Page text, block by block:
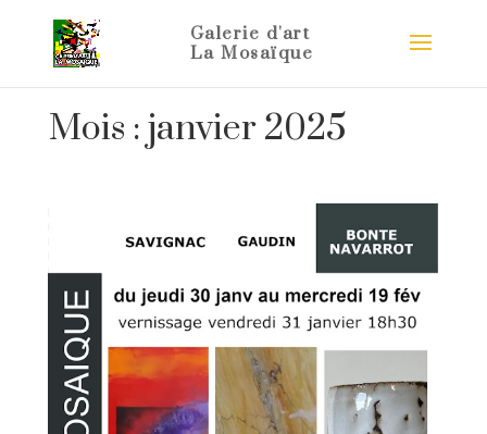
Mois :janvier 2025